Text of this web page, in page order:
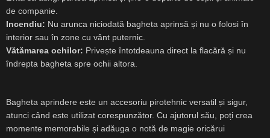
de companie.
Incendiu: Nu arunca niciodată bagheta aprinsă și nu o folosi în
interior sau în zone cu vânt puternic.
Vătămarea ochilor: Privește întotdeauna direct la flacără și nu
îndrepta bagheta spre ochii altora.
Bagheta aprindere este un accesoriu pirotehnic versatil și sigur,
atunci când este utilizat corespunzător. Cu ajutorul său, poți crea
momente memorabile și adăuga o notă de magie oricărui